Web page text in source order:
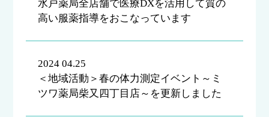
水戸薬局全店舗で医療DXを活用して質の
高い服薬指導をおこなっています
2024 04.25
＜地域活動＞春の体力測定イベント～ミ
ツワ薬局柴又四丁目店～を更新しました